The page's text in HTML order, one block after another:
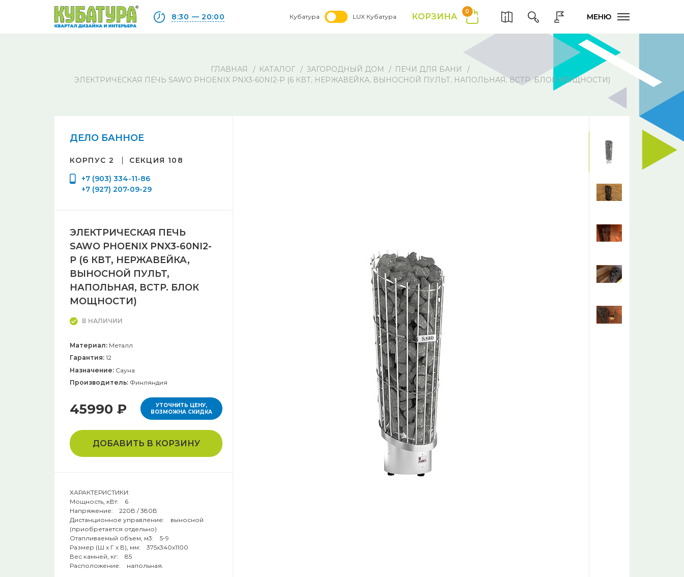
8:30 — 20:00 Кубатура LUX Кубатура КОРЗИНА
0
МЕНЮ
ГЛАВНАЯ КАТАЛОГ ЗАГОРОДНЫЙ ДОМ
ПЕЧИ ДЛЯ БАНИ
ЭЛЕКТРИЧЕСКАЯ ПЕЧЬ SAWO PHOENIX PNX3-60NI2-P (6 КВТ, НЕРЖАВЕЙКА, ВЫНОСНОЙ ПУЛЬТ, НАПОЛЬНАЯ, ВСТР. БЛОК МОЩНОСТИ)
ДЕЛО БАННОЕ
КОРПУС 2
СЕКЦИЯ 108
+7 (903) 334-11-86
+7 (927) 207-09-29
ЭЛЕКТРИЧЕСКАЯ ПЕЧЬ
SAWO PHOENIX PNX3-60NI2-
P (6 КВТ, НЕРЖАВЕЙКА,
ВЫНОСНОЙ ПУЛЬТ,
НАПОЛЬНАЯ, ВСТР. БЛОК
МОЩНОСТИ)
В НАЛИЧИИ
Материал: Металл
Гарантия: 12
Назначение: Сауна
Производитель: Финляндия
45990 ₽
УТОЧНИТЬ ЦЕНУ,
ВОЗМОЖНА СКИДКА
ДОБАВИТЬ В КОРЗИНУ
ХАРАКТЕРИСТИКИ:
Мощность, кВт: 6
Напряжение: 220В / 380В
Дистанционное управление: выносной
(приобретается отдельно)
Отапливаемый объем, м3: 5-9
Размер (Ш x Г x В), мм: 375х340х1100
Вес камней, кг: 85
Расположение: напольная.